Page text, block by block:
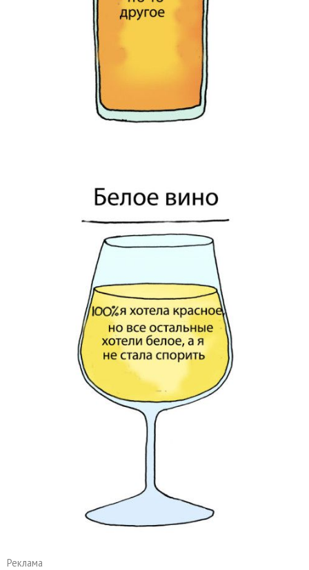
Реклама